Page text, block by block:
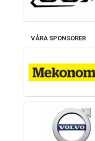
VÅRA SPONSORER